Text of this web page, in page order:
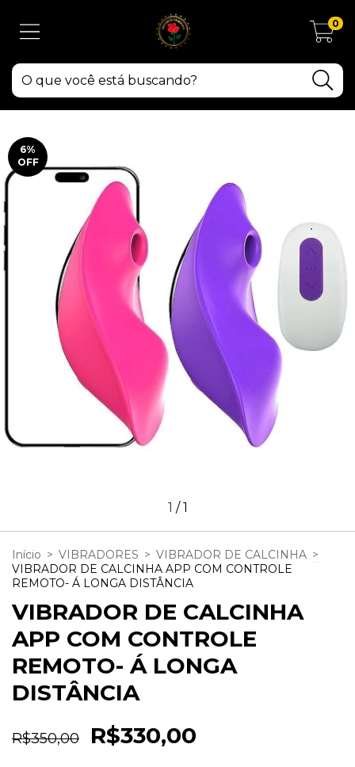
0
6%
OFF
1 /1
Início > VIBRADORES > VIBRADOR DE CALCINHA >
VIBRADOR DE CALCINHA APP COM CONTROLE
REMOTO- Á LONGA DISTÂNCIA
VIBRADOR DE CALCINHA
APP COM CONTROLE
REMOTO- Á LONGA
DISTÂNCIA
R$350,00 R$330,00